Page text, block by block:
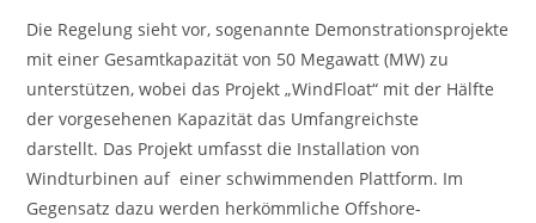
Die Regelung sieht vor, sogenannte Demonstrationsprojekte
mit einer Gesamtkapazität von 50 Megawatt (MW) zu
unterstützen, wobei das Projekt „WindFloat“ mit der Hälfte
der vorgesehenen Kapazität das Umfangreichste
darstellt. Das Projekt umfasst die Installation von
Windturbinen auf einer schwimmenden Plattform. Im
Gegensatz dazu werden herkömmliche Offshore-